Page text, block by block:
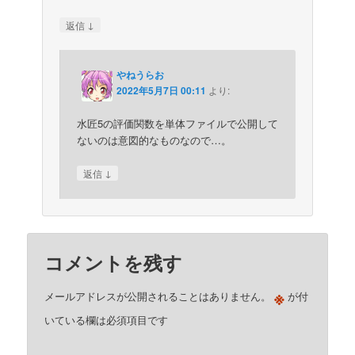
返信 ↓
やねうらお
2022年5月7日 00:11 より:
水匠5の評価関数を単体ファイルで公開して
ないのは意図的なものなので…。
返信 ↓
コメントを残す
メールアドレスが公開されることはありません。 ※ が付
いている欄は必須項目です